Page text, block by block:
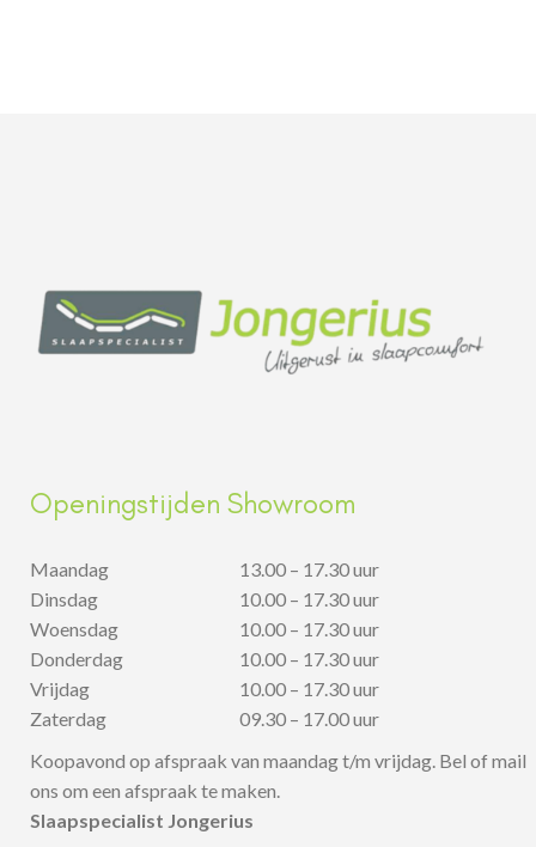
Openingstijden Showroom
Maandag
Dinsdag
Woensdag
Donderdag
Vrijdag
Zaterdag
13.00 – 17.30 uur
10.00 – 17.30 uur
10.00 – 17.30 uur
10.00 – 17.30 uur
10.00 – 17.30 uur
09.30 – 17.00 uur
Koopavond op afspraak van maandag t/m vrijdag. Bel of mail
ons om een afspraak te maken.
Slaapspecialist Jongerius